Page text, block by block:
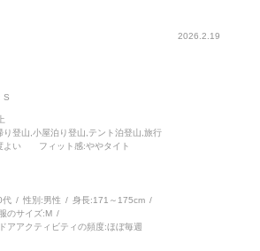
2026.2.19
S
り登山,小屋泊り登山,テント泊登山,旅行
よい フィット感:ややタイト
代 性別:男性 身長:171～175cm
のサイズ:M
アアクティビティの頻度:ほぼ毎週